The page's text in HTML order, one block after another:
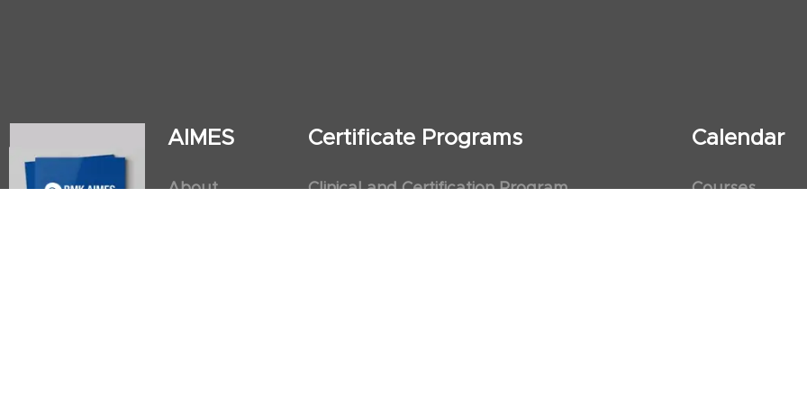
AIMES
About
Certificate Programs
Clinical and Certification Program
Calendar
Courses